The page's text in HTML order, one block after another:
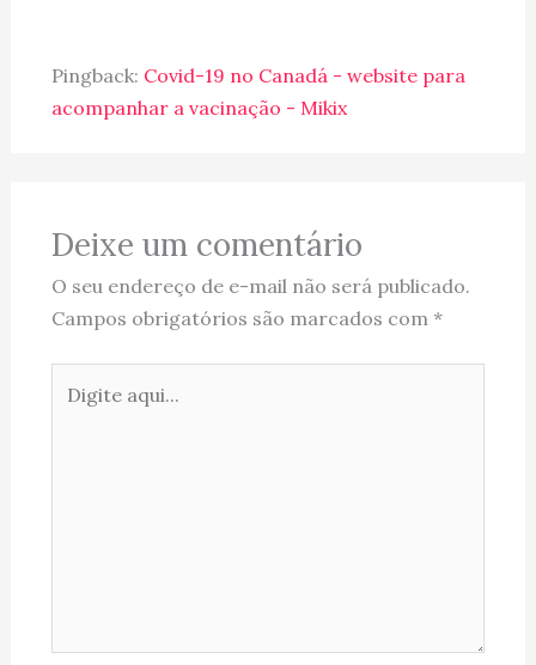
Pingback: Covid-19 no Canadá - website para
acompanhar a vacinação - Mikix
Deixe um comentário
O seu endereço de e-mail não será publicado.
Campos obrigatórios são marcados com *
aqui...